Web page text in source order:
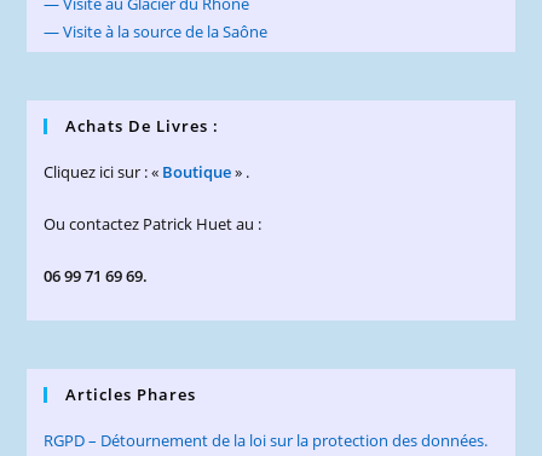
— Visite à la source de la Saône
Achats De Livres :
Cliquez ici sur : « Boutique» .
Ou contactez Patrick Huet au :
06 99 71 69 69.
Articles Phares
RGPD – Détournement de la loi sur la protection des données.